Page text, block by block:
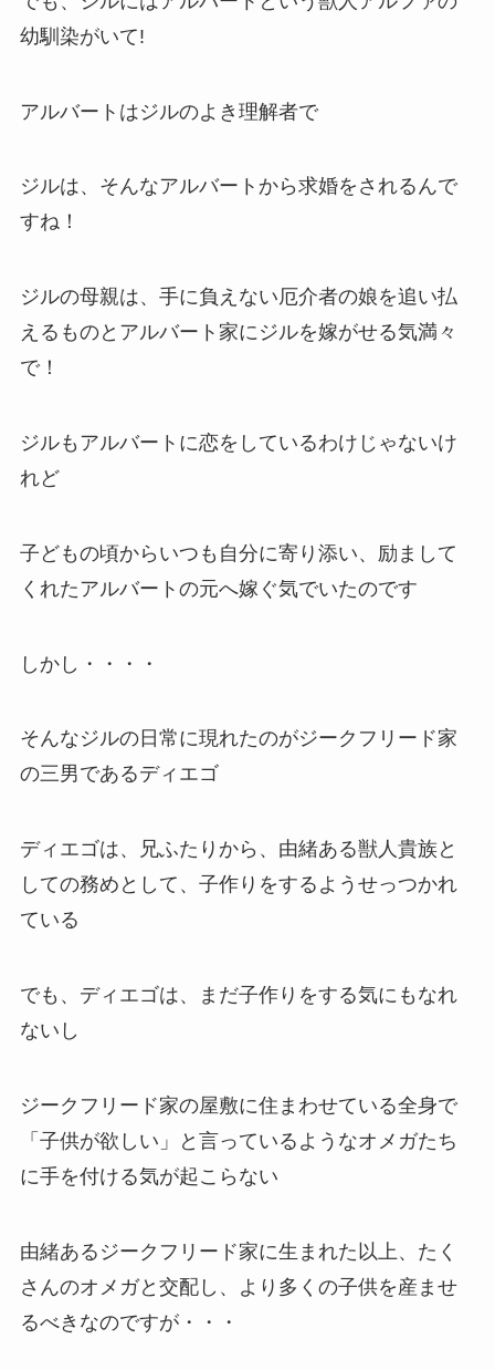
幼馴染がいて!
アルバートはジルのよき理解者で
ジルは、そんなアルバートから求婚をされるんで
すね！
ジルの母親は、手に負えない厄介者の娘を追い払
えるものとアルバート家にジルを嫁がせる気満々
で！
ジルもアルバートに恋をしているわけじゃないけ
れど
子どもの頃からいつも自分に寄り添い、励まして
くれたアルバートの元へ嫁ぐ気でいたのです
しかし・・・・
そんなジルの日常に現れたのがジークフリード家
の三男であるディエゴ
ディエゴは、兄ふたりから、由緒ある獣人貴族と
しての務めとして、子作りをするようせっつかれ
ている
でも、ディエゴは、まだ子作りをする気にもなれ
ないし
ジークフリード家の屋敷に住まわせている全身で
「子供が欲しい」と言っているようなオメガたち
に手を付ける気が起こらない
由緒あるジークフリード家に生まれた以上、たく
さんのオメガと交配し、より多くの子供を産ませ
るべきなのですが・・・